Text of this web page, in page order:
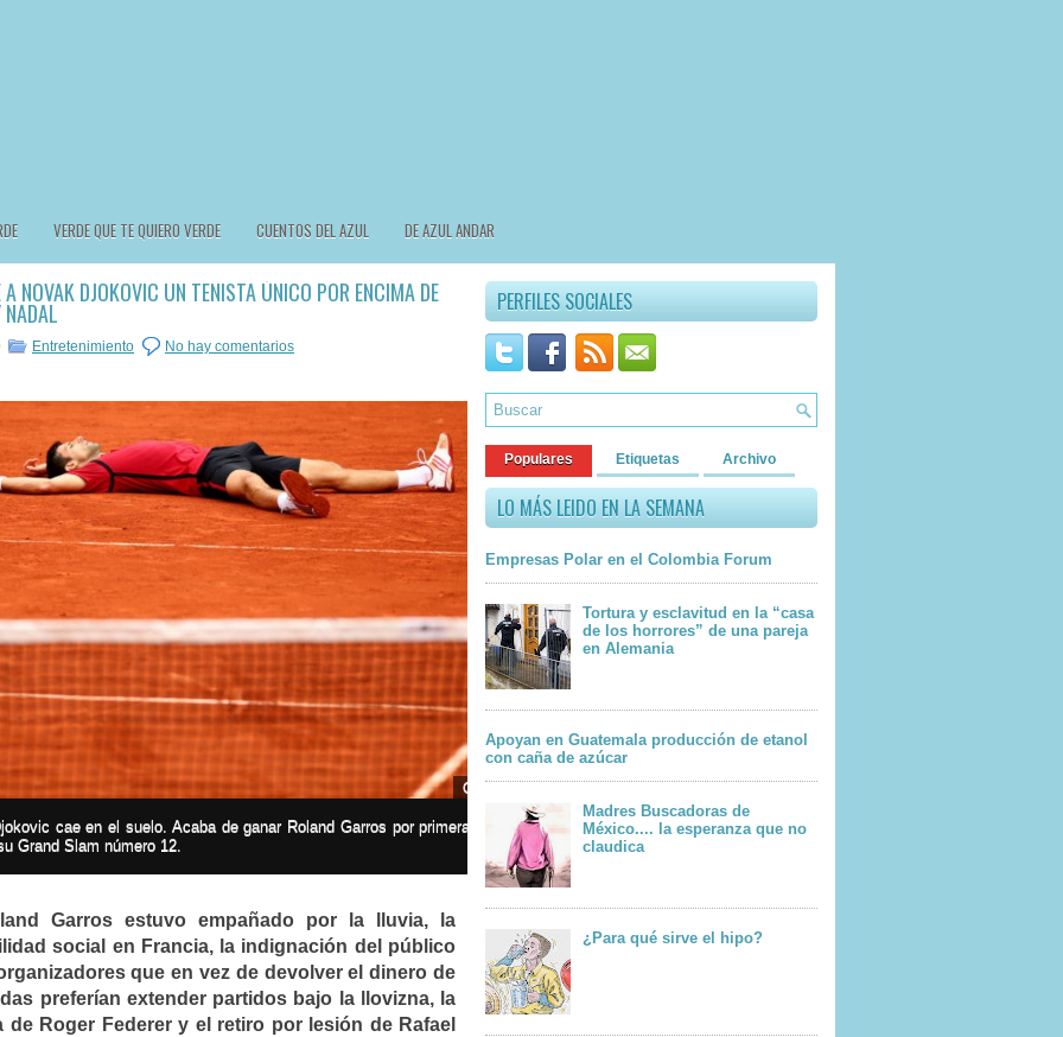
VERDE QUE TE QUIERO VERDE CUENTOS DEL AZUL DE AZUL ANDAR
A NOVAK DJOKOVIC UN TENISTA ÚNICO POR ENCIMA DE
NADAL
Entretenimiento No hay comentarios
GETTY
cae en el suelo. Acaba de ganar Roland Garros por primera vez
Grand Slam número 12.
Garros estuvo empañado por la lluvia, la
social en Francia, la indignación del público
que en vez de devolver el dinero de
preferían extender partidos bajo la llovizna, la
de Roger Federer y el retiro por lesión de Rafael
PERFILES SOCIALES
Populares Etiquetas Archivo
LO MÁS LEIDO EN LA SEMANA
Empresas Polar en el Colombia Forum
Tortura y esclavitud en la “casa
de los horrores” de una pareja
en Alemania
Apoyan en Guatemala producción de etanol
con caña de azúcar
Madres Buscadoras de
México.... la esperanza que no
claudica
¿Para qué sirve el hipo?